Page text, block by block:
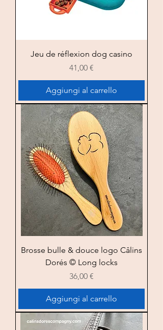
Jeu de réflexion dog casino
Prezzo
41,00 €
Aggiungi al carrello
Brosse bulle & douce logo Câlins
Dorés © Long locks
Prezzo
36,00 €
Aggiungi al carrello